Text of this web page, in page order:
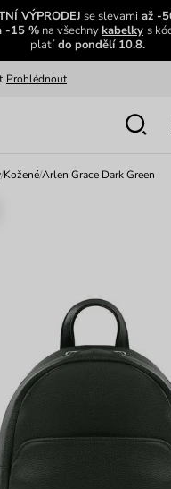
VÝPRODEJ se slevamiaž -
-15 % na všechnykabelky s
platído pondělí 10.8.
Zobrazit
Prohlédnout
Ukázat
/Kožené/Arlen Grace Dark Green